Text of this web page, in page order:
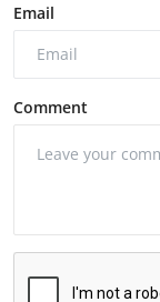
Email
Comment